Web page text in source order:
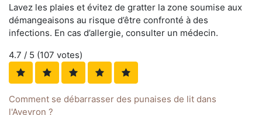
Lavez les plaies et évitez de gratter la zone soumise aux
démangeaisons au risque d’être confronté à des
infections. En cas d’allergie, consulter un médecin.
4.7 / 5 (107 votes)
Comment se débarrasser des punaises de lit dans
l'Aveyron ?